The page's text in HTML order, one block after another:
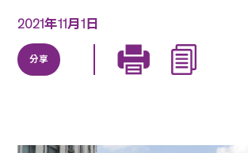
2021年11月1日
分享